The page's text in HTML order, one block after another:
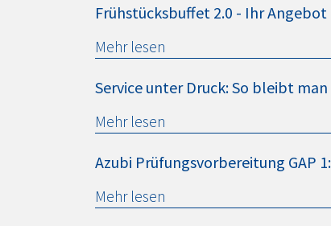
Frühstücksbuffet 2.0 - Ihr
Mehr lesen
Service unter Druck: So bleibt
Mehr lesen
Azubi Prüfungsvorbereitung GAP
Mehr lesen